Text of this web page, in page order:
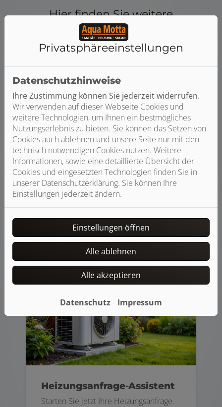
Hier finden Sie weitere
Planungshilfen:
3D-Badplaner
Mit dem 3D-Badplaner haben Sie die
Möglichkeit Ihr Bad direkt auf unserer
jetzt planen
Heizungsanfrage-Assistent
Starten Sie jetzt Ihre Heizungsanfrage.
Privatsphäre­einstellungen
Datenschutzhinweise
Ihre Zustimmung können Sie jederzeit widerrufen.
Wir verwenden auf dieser Webseite Cookies und
weitere Technologien, um Ihnen ein bestmögliches
Nutzungserlebnis zu bieten. Sie können das Setzen von
Cookies auch ablehnen und unsere Seite nur mit den
technisch notwendigen Cookies nutzen. Weitere
Informationen, sowie eine detaillierte Übersicht der
Cookies und eingesetzten Technologien finden Sie in
unserer Datenschutzerklärung. Sie können Ihre
Einstellungen jederzeit ändern.
Einstellungen öffnen
Alle ablehnen
Alle akzeptieren
Datenschutz Impressum